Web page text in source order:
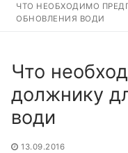
ЧТО НЕОБХОДИМО
ОБНОВЛЕНИЯ ВОДИ
Что
должнику
води
13.09.2016